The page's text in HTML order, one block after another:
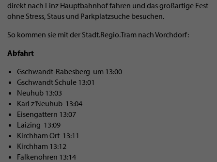
direkt nach Linz Hauptbahnhof fahren und das großartige Fest
ohne Stress, Staus und Parkplatzsuche besuchen.
So kommen sie mit der Stadt.Regio.Tram nach Vorchdorf:
Abfahrt
Gschwandt-Rabesberg um 13:00
Gschwandt Schule 13:01
Neuhub 13:03
Karl z’Neuhub 13:04
Eisengattern 13:07
Laizing 13:09
Kirchham Ort 13:11
Kirchham 13:12
Falkenohren 13:14